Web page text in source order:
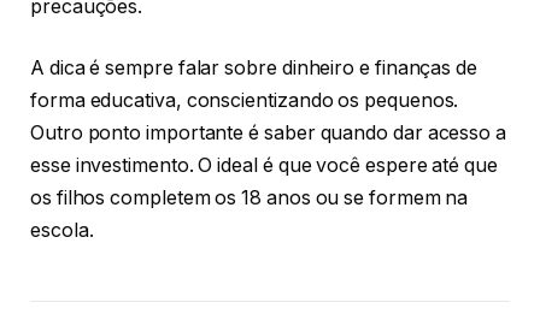
precauções.
A dica é sempre falar sobre dinheiro e finanças de
forma educativa, conscientizando os pequenos.
Outro ponto importante é saber quando dar acesso a
esse investimento. O ideal é que você espere até que
os filhos completem os 18 anos ou se formem na
escola.